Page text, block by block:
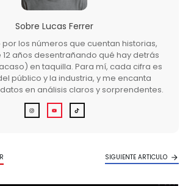
Sobre Lucas Ferrer
los números que cuentan historias,
años desentrañando qué hay detrás
en taquilla. Para mí, cada cifra es
público y la industria, y me encanta
en análisis claros y sorprendentes.
SIGUIENTE ARTICULO